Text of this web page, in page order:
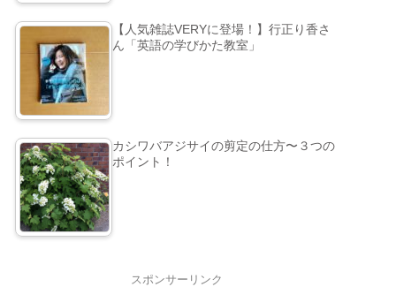
【人気雑誌VERYに登場！】行正り香さ
ん「英語の学びかた教室」
カシワバアジサイの剪定の仕方〜３つの
ポイント！
スポンサーリンク